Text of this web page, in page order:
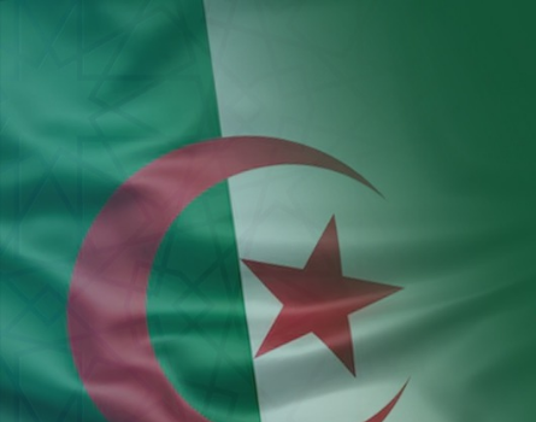
Aller au contenu principal